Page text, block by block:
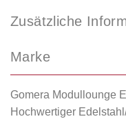
Zusätzliche
Marke
Gomera Modullounge
Hochwertiger